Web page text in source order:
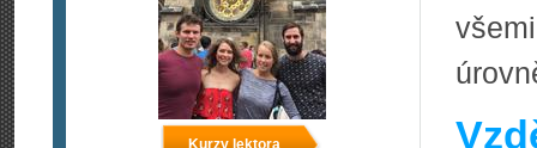
Kurzy lektora